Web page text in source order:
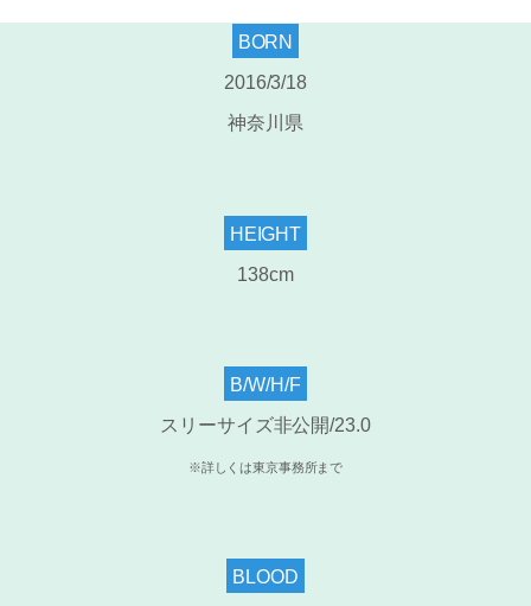
BORN
2016/3/18
神奈川県
HEIGHT
138cm
B/W/H/F
スリーサイズ非公開/23.0
※詳しくは東京事務所まで
BLOOD